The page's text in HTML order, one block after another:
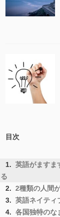
目次
英語がますま
る
2種類の人間
英語ネイティ
各国独特のな